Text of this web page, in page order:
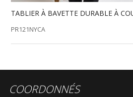
TABLIER À BAVETTE DURABLE À
PR121NYCA
COORDONNÉS